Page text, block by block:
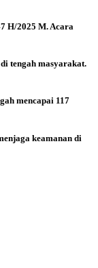
H/2025 M. Acara
tengah masyarakat.
mencapai 117
keamanan di